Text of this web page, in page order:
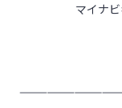
マイナ